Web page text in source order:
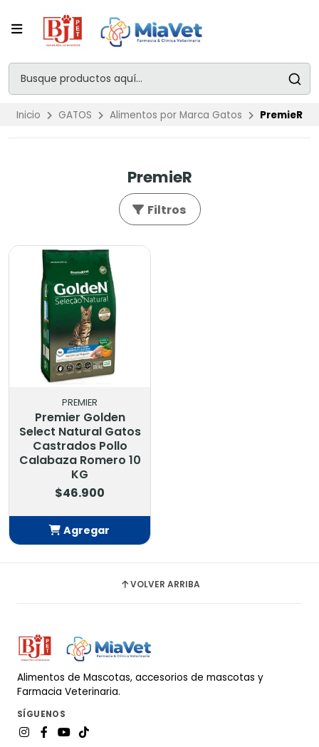
Inicio GATOS Alimentos por Marca Gatos PremieR
PremieR
Filtros
PREMIER
Premier Golden
Select Natural Gatos
Castrados Pollo
Calabaza Romero 10
KG
$46.900
Agregar
VOLVER ARRIBA
Alimentos de Mascotas, accesorios de mascotas y
Farmacia Veterinaria.
SÍGUENOS